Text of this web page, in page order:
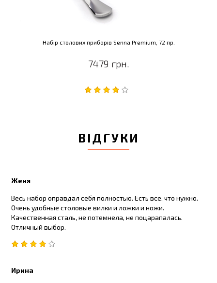
Набір столових приборів Senna Premium, 72 пр.
7479 грн.
ВІДГУКИ
Женя
Весь набор оправдал себя полностью. Есть все, что нужно.
Очень удобные столовые вилки и ложки и ножи.
Качественная сталь, не потемнела, не поцарапалась.
Отличный выбор.
Ирина